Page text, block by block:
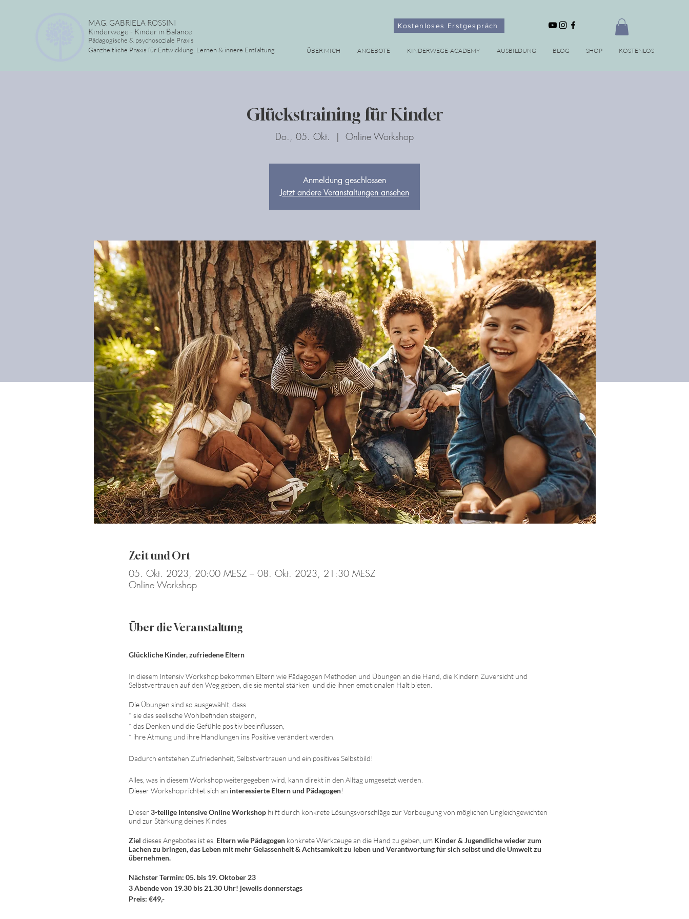
MAG. GABRIELA ROSSINI
Kinderwege - Kinder in Balance
Pädagogische & psychosoziale Praxis
Ganzheitliche Praxis für Entwicklung, Lernen & innere Entfaltung
Kostenloses Erstgespräch
ÜBER MICH ANGEBOTE KINDERWEGE-ACADEMY AUSBILDUNG BLOG SHOP KOSTENLOS
Glückstraining für Kinder
Do., 05. Okt.
  |
Online Workshop
Anmeldung geschlossen
Jetzt andere Veranstaltungen ansehen
Zeit und Ort
05. Okt. 2023, 20:00 MESZ – 08. Okt. 2023, 21:30 MESZ
Online Workshop
Über die Veranstaltung
Glückliche Kinder, zufriedene Eltern
In diesem Intensiv Workshop bekommen Eltern wie Pädagogen Methoden und Übungen an die Hand, die Kindern Zuversicht und
Selbstvertrauen auf den Weg geben, die sie mental stärken und die ihnen emotionalen Halt bieten.
Die Übungen sind so ausgewählt, dass
* sie das seelische Wohlbefinden steigern,
* das Denken und die Gefühle positiv beeinflussen,
* ihre Atmung und ihre Handlungen ins Positive verändert werden.
Dadurch entstehen Zufriedenheit, Selbstvertrauen und ein positives Selbstbild!
Alles, was in diesem Workshop weitergegeben wird, kann direkt in den Alltag umgesetzt werden.
Dieser Workshop richtet sich an interessierte Eltern und Pädagogen!
Dieser 3-teilige Intensive Online Workshophilft durch konkrete Lösungsvorschläge zur Vorbeugung von möglichen Ungleichgewichten
und zur Stärkung deines Kindes
Ziel dieses Angebotes ist es, Eltern wie Pädagogenkonkrete Werkzeuge an die Hand zu geben, um Kinder & Jugendliche wieder zum
Lachen zu bringen, das Leben mit mehr Gelassenheit & Achtsamkeit zu leben und Verantwortung für sich selbst und die Umwelt zu
übernehmen.
Nächster Termin: 05. bis 19. Oktober 23
3 Abende von 19.30 bis 21.30 Uhr! jeweils donnerstags
Preis: €49,-